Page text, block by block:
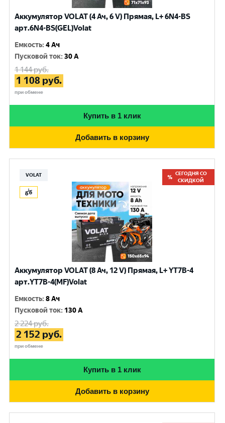
Аккумулятор VOLAT (4 Ач, 6 V) Прямая, L+ 6N4-BS
арт.6N4-BS(GEL)Volat
Емкость:4 Ач
Пусковой ток:30 A
1 144руб.
1 108 руб.
при обмене
Купить в 1 клик
Добавить в корзину
VOLAT
СЕГОДНЯ СО
СКИДКОЙ
Аккумулятор VOLAT (8 Ач, 12 V) Прямая, L+ YT7B-4
арт.YT7B-4(MF)Volat
Емкость:8 Ач
Пусковой ток: 130 A
2 224руб.
2 152 руб.
при обмене
Купить в 1 клик
Добавить в корзину